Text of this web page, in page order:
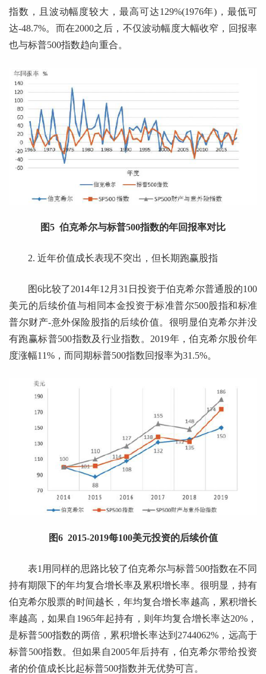
指数，且波动幅度较大，最高可达129%(1976年)，最低可
达-48.7%。而在2000之后，不仅波动幅度大幅收窄，回报率
也与标普500指数趋向重合。
图5 伯克希尔与标普500指数的年回报率对比
2. 近年价值成长表现不突出，但长期跑赢股指
图6比较了2014年12月31日投资于伯克希尔普通股的100
美元的后续价值与相同本金投资于标准普尔500股指和标准
普尔财产-意外保险股指的后续价值。很明显伯克希尔并没
有跑赢标普500指数及行业指数。2019年，伯克希尔股价年
度涨幅11%，而同期标普500指数回报率为31.5%。
图6 2015-2019每100美元投资的后续价值
表1用同样的思路比较了伯克希尔与标普500指数在不同
持有期限下的年均复合增长率及累积增长率。很明显，持有
伯克希尔股票的时间越长，年均复合增长率越高，累积增长
率越高，如果自1965年起持有，则年均复合增长率达20%，
是标普500指数的两倍，累积增长率达到2744062%，远高于
标普500指数。但如果自2005年后持有，伯克希尔带给投资
者的价值成长比起标普500指数并无优势可言。